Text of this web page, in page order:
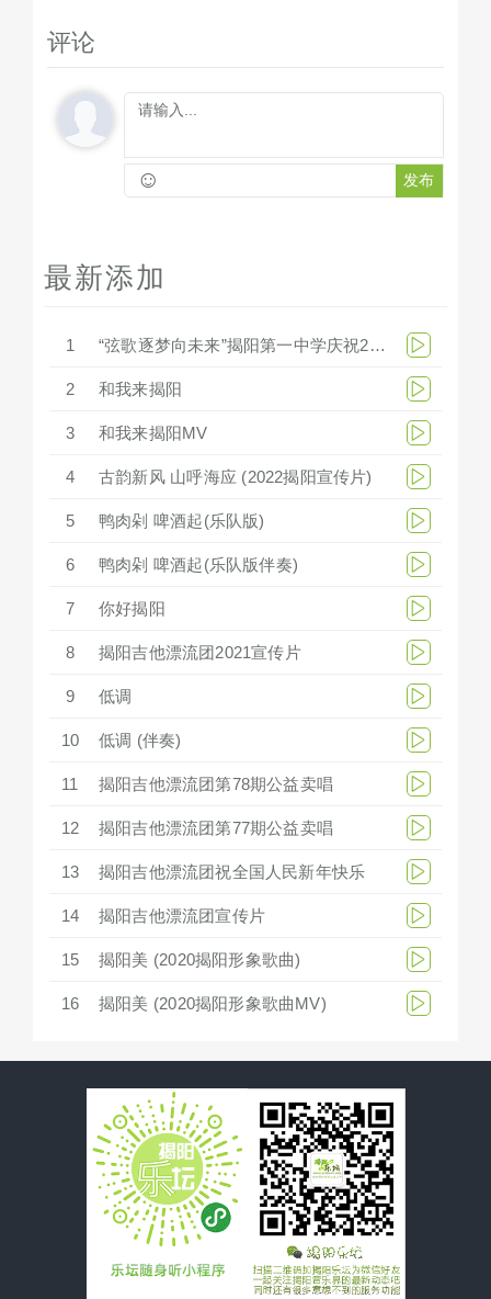
评论
☺ 发布
最新添加
1 “弦歌逐梦向未来”揭阳第一中学庆祝279周年华诞文艺汇演
2 和我来揭阳
3 和我来揭阳MV
4 古韵新风 山呼海应 (2022揭阳宣传片)
5 鸭肉剁 啤酒起(乐队版)
6 鸭肉剁 啤酒起(乐队版伴奏)
7 你好揭阳
8 揭阳吉他漂流团2021宣传片
9 低调
10 低调 (伴奏)
11 揭阳吉他漂流团第78期公益卖唱
12 揭阳吉他漂流团第77期公益卖唱
13 揭阳吉他漂流团祝全国人民新年快乐
14 揭阳吉他漂流团宣传片
15 揭阳美 (2020揭阳形象歌曲)
16 揭阳美 (2020揭阳形象歌曲MV)